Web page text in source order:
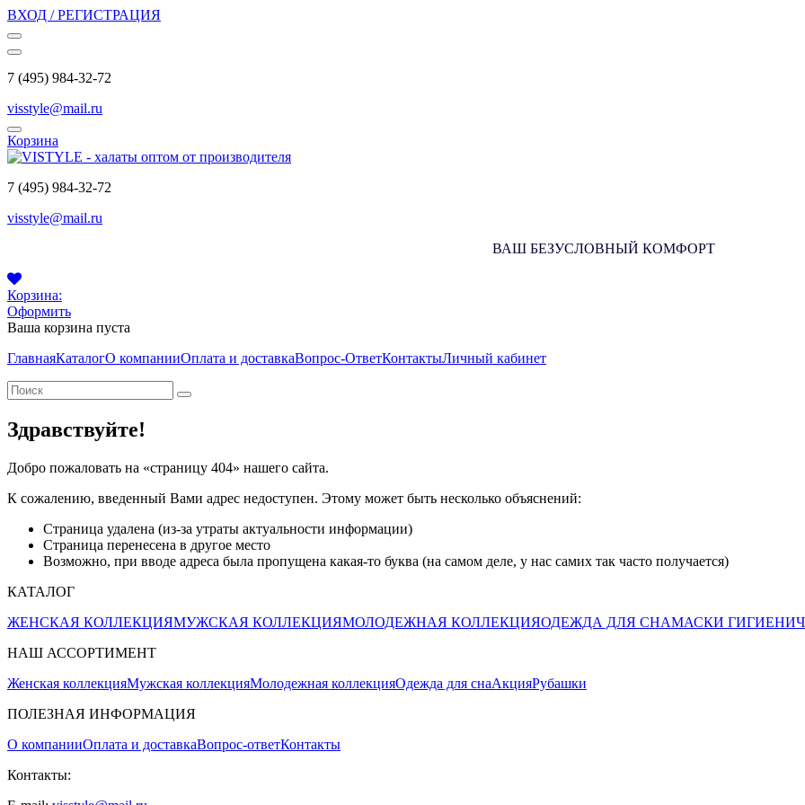
ВХОД / РЕГИСТРАЦИЯ
7 (495) 984-32-72
visstyle@mail.ru
Корзина
7 (495) 984-32-72
visstyle@mail.ru
ВАШ БЕЗУСЛОВНЫЙ КОМФОРТ
Корзина:
Оформить
Ваша корзина пуста
ГлавнаяКаталогО компанииОплата и доставкаВопрос-ОтветКонтактыЛичный кабинет
Здравствуйте!
Добро пожаловать на «страницу 404» нашего сайта.
К сожалению, введенный Вами адрес недоступен. Этому может быть несколько объяснений:
Страница удалена (из-за утраты актуальности информации)
Страница перенесена в другое место
Возможно, при вводе адреса была пропущена какая-то буква (на самом деле, у нас самих так часто получается)
КАТАЛОГ
ЖЕНСКАЯ КОЛЛЕКЦИЯМУЖСКАЯ КОЛЛЕКЦИЯМОЛОДЕЖНАЯ КОЛЛЕКЦИЯОДЕЖДА ДЛЯ СНАМАСКИ
НАШ АССОРТИМЕНТ
Женская коллекцияМужская коллекцияМолодежная коллекцияОдежда для снаАкцияРубашки
ПОЛЕЗНАЯ ИНФОРМАЦИЯ
О компанииОплата и доставкаВопрос-ответКонтакты
Контакты: